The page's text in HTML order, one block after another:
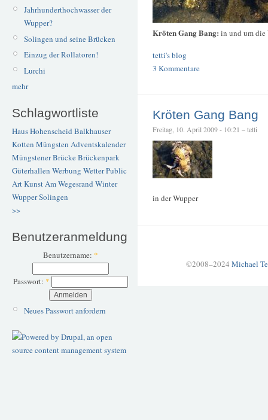
Jahrhunderthochwasser der
Wupper?
Solingen und seine Brücken
Einzug der Rollatoren!
Lurchi
mehr
Schlagwortliste
Haus Hohenscheid Balkhauser
Kotten Müngsten Adventskalender
Müngstener BrückeBrückenpark
Güterhallen Werbung WetterPublic
ArtKunstAm Wegesrand Winter
WupperSolingen
>>
Benutzeranmeldung
Benutzername: *
Passwort: *
Neues Passwort anfordern
Kröten Gang Bang: in und um die
tetti's blog
3 Kommentare
Kröten Gang Bang
Freitag, 10. April 2009 - 10:21 – tetti
in der Wupper
©2008–2024 Michael